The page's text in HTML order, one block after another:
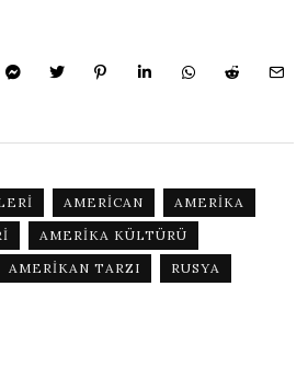
AMERICAN
AMERIKA
AMERIKA KÜLTÜRÜ
AMERIKAN TARZI
RUSYA